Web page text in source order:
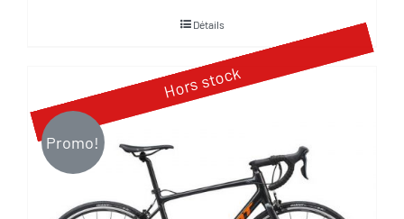
Détails
Hors stock
Promo!